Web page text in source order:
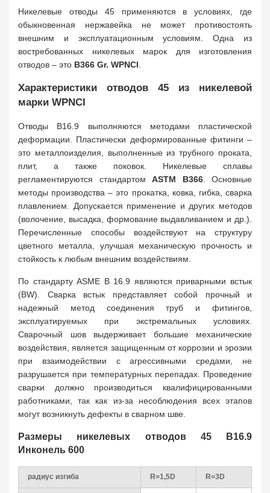
Никелевые отводы 45 применяются в условиях, где
обыкновенная нержавейка не может противостоять
внешним и эксплуатационным условиям. Одна из
востребованных никелевых марок для изготовления
отводов – это B366 Gr. WPNCI
Характеристики отводов 45 из никелевой
марки WPNCI
Отводы B16.9 выполняются методами пластической
деформации. Пластически деформированные фитинги –
это металлоизделия, выполненные из трубного проката,
плит, а также поковок. Никелевые сплавы
регламентируются стандартом ASTM B366. Основные
методы производства – это прокатка, ковка, гибка, сварка
плавлением. Допускается применение и других методов
(волочение, высадка, формование выдавливанием и др.).
Перечисленные способы воздействуют на структуру
цветного металла, улучшая механическую прочность и
стойкость к любым внешним воздействиям.
По стандарту ASME B 16.9 являются приварными встык
(BW). Сварка встык представляет собой прочный и
надежный метод соединения труб и фитингов,
эксплуатируемых при экстремальных условиях.
Сварочный шов выдерживает большие механические
воздействия, является защищенным от коррозии и эрозии
при взаимодействии с агрессивными средами, не
разрушается при температурных перепадах. Проведение
сварки должно производиться квалифицированными
работниками, так как из-за несоблюдения всех этапов
могут возникнуть дефекты в сварном шве.
Размеры никелевых отводов 45 B16.9
Инконель 600
радиус изгиба R=1,5D R=3D